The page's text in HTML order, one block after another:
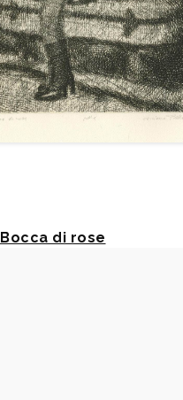
Bocca di rose